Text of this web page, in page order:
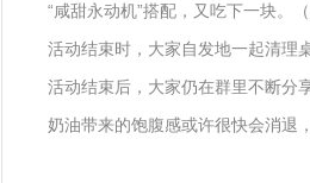
“咸甜永动机”搭配，又吃下一块。（
活动结束时，大家自发地一起清理
活动结束后，大家仍在群里不断分
奶油带来的饱腹感或许很快会消退